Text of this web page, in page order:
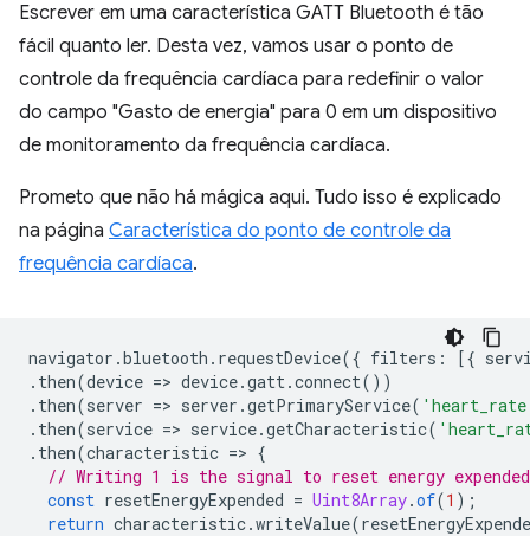
Escrever em uma característica GATT Bluetooth é tão
fácil quanto ler. Desta vez, vamos usar o ponto de
controle da frequência cardíaca para redefinir o valor
do campo "Gasto de energia" para 0 em um dispositivo
de monitoramento da frequência cardíaca.
Prometo que não há mágica aqui. Tudo isso é explicado
na página Característica do ponto de controle da
frequência cardíaca.
navigator .bluetooth . requestDevice({ filters : [{
. then(device => device.gatt.connect())
. then(server => server .getPrimaryService(
. then(service => service.getCharacteristic(
. then(characteristic => {
// Writing 1 is the signal to reset energy
const resetEnergyExpended = Uint8Array.of(1 );
return characteristic.writeValue(